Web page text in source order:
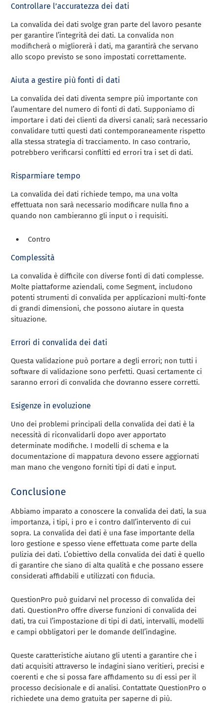
Controllare l’accuratezza dei dati
La convalida dei dati svolge gran parte del lavoro pesante
per garantire l’integrità dei dati. La convalida non
modificherà o migliorerà i dati, ma garantirà che servano
allo scopo previsto se sono impostati correttamente.
Aiuta a gestire più fonti di dati
La convalida dei dati diventa sempre più importante con
l’aumentare del numero di fonti di dati. Supponiamo di
importare i dati dei clienti da diversi canali; sarà necessario
convalidare tutti questi dati contemporaneamente rispetto
alla stessa strategia di tracciamento. In caso contrario,
potrebbero verificarsi conflitti ed errori tra i set di dati.
Risparmiare tempo
La convalida dei dati richiede tempo, ma una volta
effettuata non sarà necessario modificare nulla fino a
quando non cambieranno gli input o i requisiti.
Contro
Complessità
La convalida è difficile con diverse fonti di dati complesse.
Molte piattaforme aziendali, come Segment, includono
potenti strumenti di convalida per applicazioni multi-fonte
di grandi dimensioni, che possono aiutare in questa
situazione.
Errori di convalida dei dati
Questa validazione può portare a degli errori; non tutti i
software di validazione sono perfetti. Quasi certamente ci
saranno errori di convalida che dovranno essere corretti.
Esigenze in evoluzione
Uno dei problemi principali della convalida dei dati è la
necessità di riconvalidarli dopo aver apportato
determinate modifiche. I modelli di schema e la
documentazione di mappatura devono essere aggiornati
man mano che vengono forniti tipi di dati e input.
Conclusione
Abbiamo imparato a conoscere la convalida dei dati, la sua
importanza, i tipi, i pro e i contro dall’intervento di cui
sopra. La convalida dei dati è una fase importante della
loro gestione e spesso viene effettuata come parte della
pulizia dei dati. L’obiettivo della convalida dei dati è quello
di garantire che siano di alta qualità e che possano essere
considerati affidabili e utilizzati con fiducia.
QuestionPro può guidarvi nel processo di convalida dei
dati. QuestionPro offre diverse funzioni di convalida dei
dati, tra cui l’impostazione di tipi di dati, intervalli, modelli
e campi obbligatori per le domande dell’indagine.
Queste caratteristiche aiutano gli utenti a garantire che i
dati acquisiti attraverso le indagini siano veritieri, precisi e
coerenti e che si possa fare affidamento su di essi per il
processo decisionale e di analisi. Contattate QuestionPro o
richiedete una demo gratuita per saperne di più.